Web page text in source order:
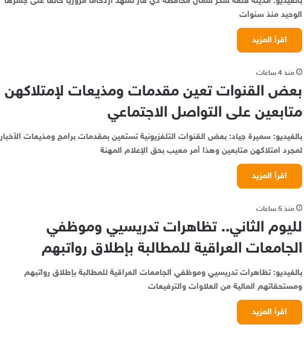
الوحيد منذ سنوات
اقرأ المزيد
منذ 4 ساعات
بعض القنوات تعين مقدمات ومذيعات لإمتلاكهن
متابعين على التواصل الاجتماعي
بالفيديو: سميرة جياد: بعض القنوات التلفزيونية تستعين بمقدمات برامج ومذيعات الأخبار
لمجرد امتلاكهن متابعين وهذا أمر معيب بحق الإعلام المهنة
اقرأ المزيد
منذ 5 ساعات
لليوم الثاني.. تظاهرات تدريسيي وموظفي
الجامعات العراقية للمطالبة بإطلاق رواتبهم
بالفيديو: تظاهرات تدريسيي وموظفي الجامعات العراقية للمطالبة بإطلاق رواتبهم
ومستحقاتهم المالية من العلاوات والترفيعات
اقرأ المزيد